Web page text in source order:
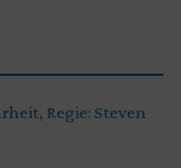
Regie: Steven